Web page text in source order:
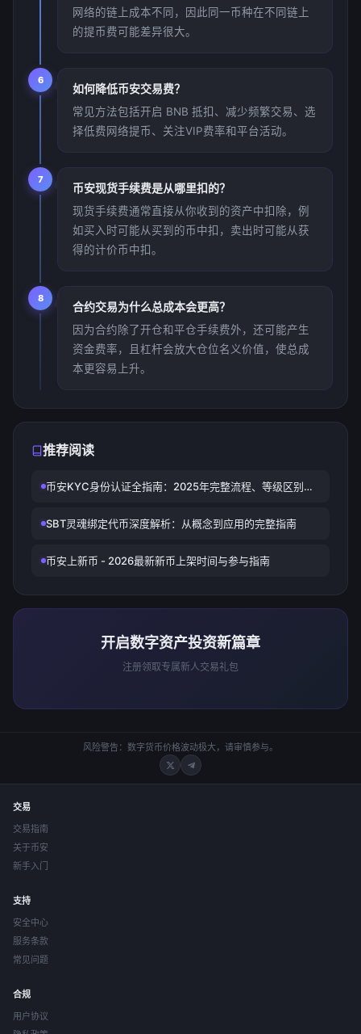
网络的链上成本不同，因此同一币种在不同链上
的提币费可能差异很大。
6
如何降低币安交易费？
常见方法包括开启 BNB 抵扣、减少频繁交易、选
择低费网络提币、关注VIP费率和平台活动。
7
币安现货手续费是从哪里扣的？
现货手续费通常直接从你收到的资产中扣除，例
如买入时可能从买到的币中扣，卖出时可能从获
得的计价币中扣。
8
合约交易为什么总成本会更高？
因为合约除了开仓和平仓手续费外，还可能产生
资金费率，且杠杆会放大仓位名义价值，使总成
本更容易上升。
推荐阅读
币安KYC身份认证全指南：2025年完整流程、等级区别与
SBT灵魂绑定代币深度解析：从概念到应用的完整指南
币安上新币 - 2026最新新币上架时间与参与指南
开启数字资产投资新篇章
注册领取专属新人交易礼包
风险警告：数字货币价格波动极大，请审慎参与。
交易
交易指南
关于币安
新手入门
支持
安全中心
服务条款
常见问题
合规
用户协议